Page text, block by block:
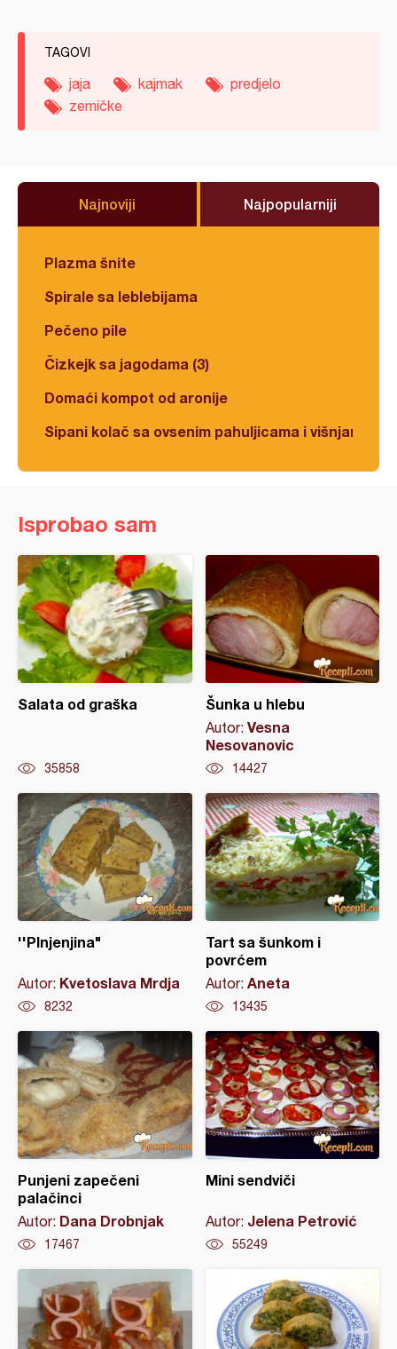
TAGOVI
jaja kajmak
predjelo
zemičke
Najnoviji Najpopularniji
Plazma šnite
Spirale sa leblebijama
Pečeno pile
Čizkejk sa jagodama (3)
Domaći kompot od aronije
Sipani kolač sa ovsenim pahuljicama i višnjama
Isprobao sam
Salata od graška
35858
Šunka u hlebu
Autor: Vesna
Nesovanovic
14427
''Plnjenjina"
Autor: Kvetoslava Mrdja
8232
Tart sa šunkom i
povrćem
Autor: Aneta
13435
Punjeni zapečeni
palačinci
Autor: Dana Drobnjak
17467
Mini sendviči
Autor: Jelena Petrović
55249